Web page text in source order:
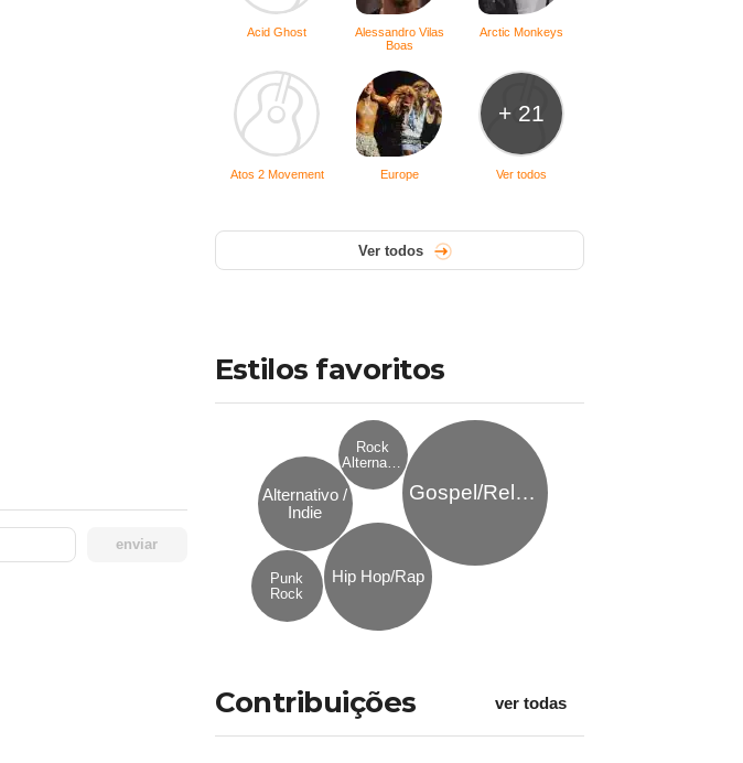
enviar
Acid Ghost
Alessandro Vilas
Boas
Arctic Monkeys
Atos 2 Movement Europe
+ 21
Ver todos
Ver todos
Estilos favoritos
Gospel/Religioso
Hip Hop/Rap
Alternativo /
Indie
Punk
Rock
Rock
Alternativo
Contribuições ver todas